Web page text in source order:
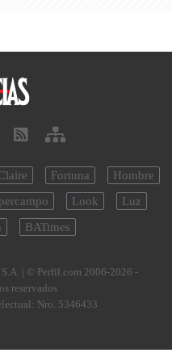
Fortuna
Hombre
Look
Luz
BATimes
| © Perfil.com 2006-2026 -
reservados
Nro. 5346433